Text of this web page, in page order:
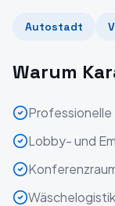
Autostadt
Warum
Lobby- und